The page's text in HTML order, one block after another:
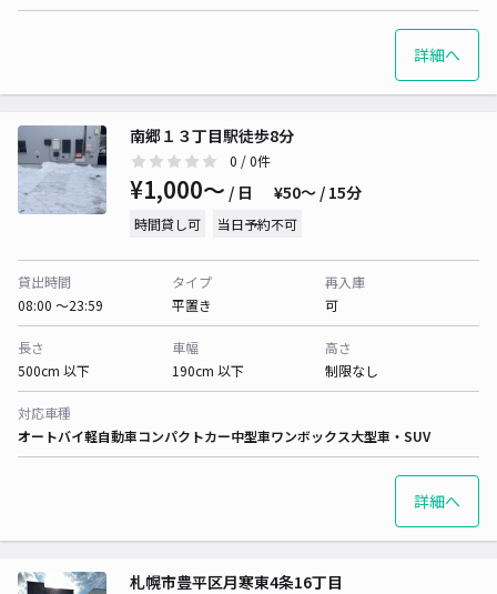
詳細へ
南郷１３丁目駅徒歩8分
0 / 0件
¥1,000〜 / 日 ¥50〜 / 15分
時間貸し可 当日予約不可
貸出時間
08:00 〜23:59
タイプ
平置き
再入庫
可
長さ
500cm 以下
車幅
190cm 以下
高さ
制限なし
対応車種
オートバイ軽自動車コンパクトカー中型車ワンボックス大型車・SUV
詳細へ
札幌市豊平区月寒東4条16丁目